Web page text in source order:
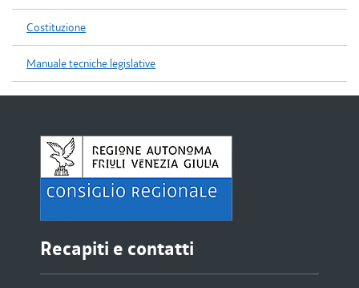
Costituzione
Manuale tecniche legislative
Recapiti e contatti